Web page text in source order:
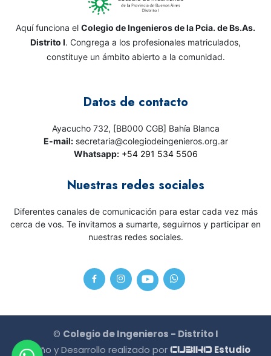
Aquí funciona el Colegio de Ingenieros de la Pcia. de Bs.As.
Distrito I. Congrega a los profesionales matriculados,
constituye un ámbito abierto a la comunidad.
Datos de contacto
Ayacucho 732, [BB000 CGB] Bahía Blanca
E-mail:secretaria@colegiodeingenieros.org.ar
Whatsapp: +54 291 534 5506
Nuestras redes sociales
Diferentes canales de comunicación para estar cada vez más
cerca de vos. Te invitamos a sumarte, seguirnos y participar en
nuestras redes sociales.
© Colegio de Ingenieros - Distrito I
Diseño y Desarrollo realizado por CU3IKO Estudio